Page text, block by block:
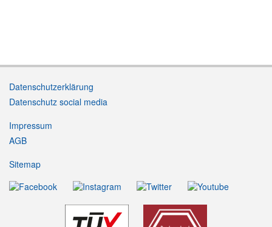
Datenschutzerklärung
Datenschutz social media
Impressum
AGB
Sitemap